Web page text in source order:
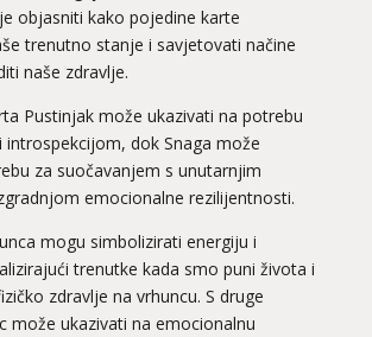
objasniti kako pojedine karte
trenutno stanje i savjetovati načine
naše zdravlje.
Pustinjak može ukazivati na potrebu
introspekcijom, dok Snaga može
za suočavanjem s unutarnjim
emocionalne rezilijentnosti.
mogu simbolizirati energiju i
trenutke kada smo puni života i
zdravlje na vrhuncu. S druge
može ukazivati na emocionalnu